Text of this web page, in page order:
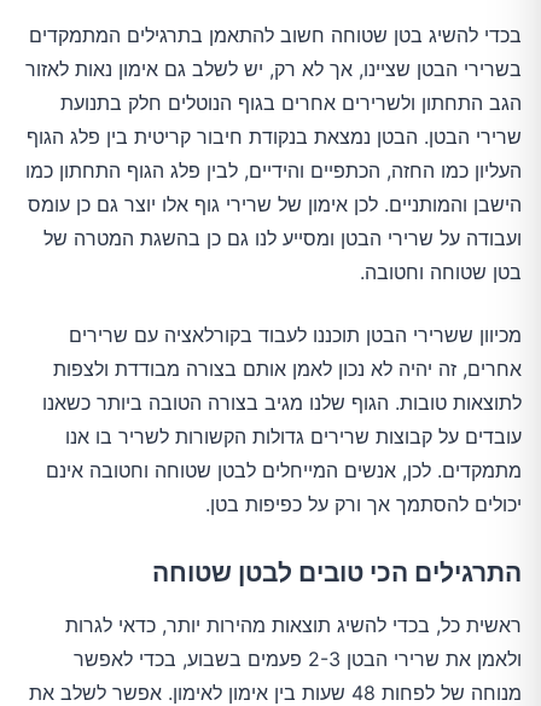
בכדי להשיג בטן שטוחה חשוב להתאמן בתרגילים המתמקדים
בשרירי הבטן שציינו, אך לא רק, יש לשלב גם אימון נאות לאזור
הגב התחתון ולשרירים אחרים בגוף הנוטלים חלק בתנועת
שרירי הבטן. הבטן נמצאת בנקודת חיבור קריטית בין פלג הגוף
העליון כמו החזה, הכתפיים והידיים, לבין פלג הגוף התחתון כמו
הישבן והמותניים. לכן אימון של שרירי גוף אלו יוצר גם כן עומס
ועבודה על שרירי הבטן ומסייע לנו גם כן בהשגת המטרה של
בטן שטוחה וחטובה.
מכיוון ששרירי הבטן תוכננו לעבוד בקורלאציה עם שרירים
אחרים, זה יהיה לא נכון לאמן אותם בצורה מבודדת ולצפות
לתוצאות טובות. הגוף שלנו מגיב בצורה הטובה ביותר כשאנו
עובדים על קבוצות שרירים גדולות הקשורות לשריר בו אנו
מתמקדים. לכן, אנשים המייחלים לבטן שטוחה וחטובה אינם
יכולים להסתמך אך ורק על כפיפות בטן.
התרגילים הכי טובים לבטן שטוחה
ראשית כל, בכדי להשיג תוצאות מהירות יותר, כדאי לגרות
ולאמן את שרירי הבטן 2-3 פעמים בשבוע, בכדי לאפשר
מנוחה של לפחות 48 שעות בין אימון לאימון. אפשר לשלב את